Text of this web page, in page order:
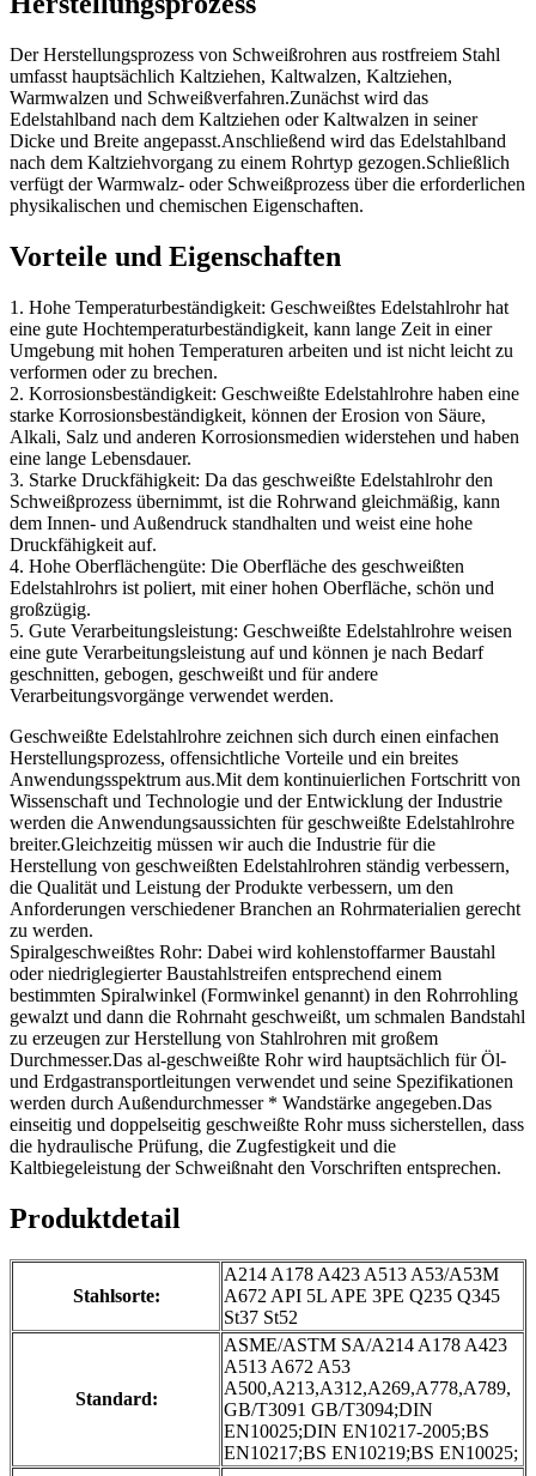
Der Herstellungsprozess von Schweißrohren aus rostfreiem Stahl
umfasst hauptsächlich Kaltziehen, Kaltwalzen, Kaltziehen,
Warmwalzen und Schweißverfahren.Zunächst wird das
Edelstahlband nach dem Kaltziehen oder Kaltwalzen in seiner
Dicke und Breite angepasst.Anschließend wird das Edelstahlband
nach dem Kaltziehvorgang zu einem Rohrtyp gezogen.Schließlich
verfügt der Warmwalz- oder Schweißprozess über die erforderlichen
physikalischen und chemischen Eigenschaften.
Vorteile und Eigenschaften
1. Hohe Temperaturbeständigkeit: Geschweißtes Edelstahlrohr hat
eine gute Hochtemperaturbeständigkeit, kann lange Zeit in einer
Umgebung mit hohen Temperaturen arbeiten und ist nicht leicht zu
verformen oder zu brechen.
2. Korrosionsbeständigkeit: Geschweißte Edelstahlrohre haben eine
starke Korrosionsbeständigkeit, können der Erosion von Säure,
Alkali, Salz und anderen Korrosionsmedien widerstehen und haben
eine lange Lebensdauer.
3. Starke Druckfähigkeit: Da das geschweißte Edelstahlrohr den
Schweißprozess übernimmt, ist die Rohrwand gleichmäßig, kann
dem Innen- und Außendruck standhalten und weist eine hohe
Druckfähigkeit auf.
4. Hohe Oberflächengüte: Die Oberfläche des geschweißten
Edelstahlrohrs ist poliert, mit einer hohen Oberfläche, schön und
großzügig.
5. Gute Verarbeitungsleistung: Geschweißte Edelstahlrohre weisen
eine gute Verarbeitungsleistung auf und können je nach Bedarf
geschnitten, gebogen, geschweißt und für andere
Verarbeitungsvorgänge verwendet werden.
Geschweißte Edelstahlrohre zeichnen sich durch einen einfachen
Herstellungsprozess, offensichtliche Vorteile und ein breites
Anwendungsspektrum aus.Mit dem kontinuierlichen Fortschritt von
Wissenschaft und Technologie und der Entwicklung der Industrie
werden die Anwendungsaussichten für geschweißte Edelstahlrohre
breiter.Gleichzeitig müssen wir auch die Industrie für die
Herstellung von geschweißten Edelstahlrohren ständig verbessern,
die Qualität und Leistung der Produkte verbessern, um den
Anforderungen verschiedener Branchen an Rohrmaterialien gerecht
zu werden.
Spiralgeschweißtes Rohr: Dabei wird kohlenstoffarmer Baustahl
oder niedriglegierter Baustahlstreifen entsprechend einem
bestimmten Spiralwinkel (Formwinkel genannt) in den Rohrrohling
gewalzt und dann die Rohrnaht geschweißt, um schmalen Bandstahl
zu erzeugen zur Herstellung von Stahlrohren mit großem
Durchmesser.Das al-geschweißte Rohr wird hauptsächlich für Öl-
und Erdgastransportleitungen verwendet und seine Spezifikationen
werden durch Außendurchmesser * Wandstärke angegeben.Das
einseitig und doppelseitig geschweißte Rohr muss sicherstellen, dass
die hydraulische Prüfung, die Zugfestigkeit und die
Kaltbiegeleistung der Schweißnaht den Vorschriften entsprechen.
Produktdetail
Stahlsorte:
A214 A178 A423 A513 A53/A53M
A672 API 5L APE 3PE Q235 Q345
St37 St52
Standard:
ASME/ASTM SA/A214 A178 A423
A513 A672 A53
A500,A213,A312,A269,A778,A789,
GB/T3091 GB/T3094;DIN
EN10025;DIN EN10217-2005;BS
EN10217;BS EN10219;BS EN10025;